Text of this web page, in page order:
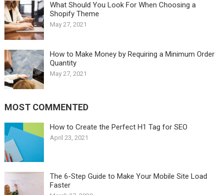
What Should You Look For When Choosing a
Shopify Theme
May 27, 2021
How to Make Money by Requiring a Minimum Order
Quantity
May 27, 2021
MOST COMMENTED
How to Create the Perfect H1 Tag for SEO
April 23, 2021
The 6-Step Guide to Make Your Mobile Site Load
Faster